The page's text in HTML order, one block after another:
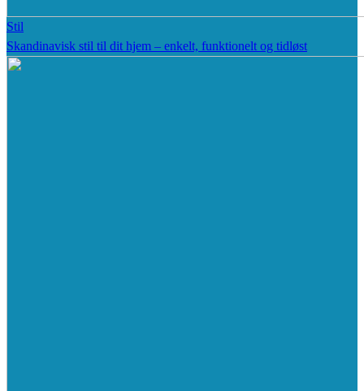
Stil
Skandinavisk stil til dit hjem – enkelt, funktionelt og tidløst